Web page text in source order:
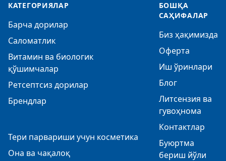
КАТЕГОРИЯЛАР
Барча дорилар
Саломатлик
Витамин ва биологик
қўшимчалар
Ретсептсиз дорилар
Брендлар
Тери парвариши учун косметика
Она ва чақалоқ
БОШҚА
САҲИФАЛАР
Биз ҳақимизда
Оферта
Иш ўринлари
Блог
Литсензия ва
гувоҳнома
Контактлар
Буюртма
бериш йўли